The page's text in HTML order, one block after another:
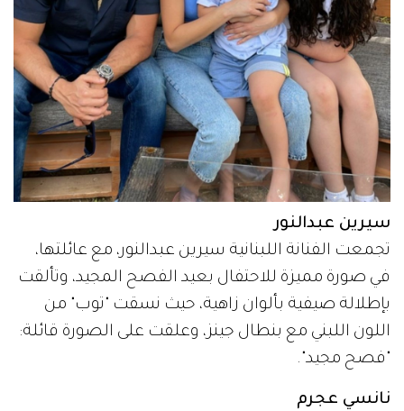
سيرين عبدالنور
تجمعت الفنانة اللبنانية سيرين عبدالنور، مع عائلتها،
في صورة مميزة للاحتفال بعيد الفصح المجيد، وتألقت
بإطلالة صيفية بألوان زاهية، حيث نسقت "توب" من
اللون اللبني مع بنطال جينز، وعلقت على الصورة قائلة:
"فصح مجيد".
نانسي عجرم